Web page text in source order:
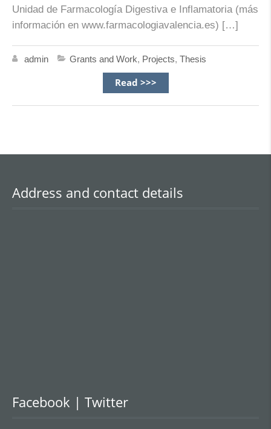
Unidad de Farmacología Digestiva e Inflamatoria (más
información en www.farmacologiavalencia.es) […]
admin Grants and Work, Projects, Thesis
Read >>>
Address and contact details
Facebook | Twitter